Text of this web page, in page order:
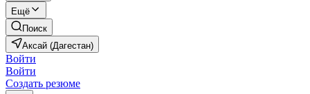
Ещё
Поиск
Аксай (Дагестан)
Войти
Войти
Создать резюме